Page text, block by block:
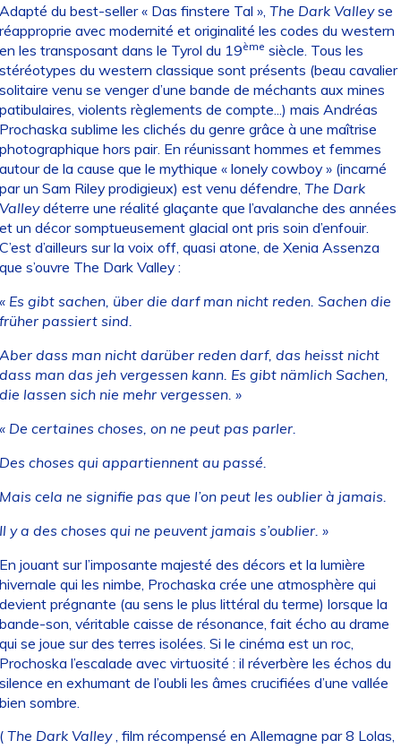
du best-seller « Das finstere Tal », The Dark Valleyse
avec modernité et originalité les codes du western
les transposant dans le Tyrol du 19ème siècle. Tous les
du western classique sont présents (beau cavalier
venu se venger d’une bande de méchants aux mines
violents règlements de compte...) mais Andréas
sublime les clichés du genre grâce à une maîtrise
hors pair. En réunissant hommes et femmes
de la cause que le mythique « lonely cowboy » (incarné
un Sam Riley prodigieux) est venu défendre, The Dark
déterre une réalité glaçante que l’avalanche des années
un décor somptueusement glacial ont pris soin d’enfouir.
d’ailleurs sur la voix off, quasi atone, de Xenia Assenza
s’ouvre The Dark Valley :
Es gibt sachen, über die darf man nicht reden. Sachen die
passiert sind.
dass man nicht darüber reden darf, das heisst nicht
man das jeh vergessen kann. Es gibt nämlich Sachen,
lassen sich nie mehr vergessen. »
De certaines choses, on ne peut pas parler.
choses qui appartiennent au passé.
cela ne signifie pas que l’on peut les oublier à jamais.
y a des choses qui ne peuvent jamais s’oublier. »
jouant sur l’imposante majesté des décors et la lumière
qui les nimbe, Prochaska crée une atmosphère qui
prégnante (au sens le plus littéral du terme) lorsque la
son, véritable caisse de résonance, fait écho au drame
se joue sur des terres isolées. Si le cinéma est un roc,
l’escalade avec virtuosité : il réverbère les échos du
en exhumant de l’oubli les âmes crucifiées d’une vallée
sombre.
The Dark Valley, film récompensé en Allemagne par 8 Lolas,